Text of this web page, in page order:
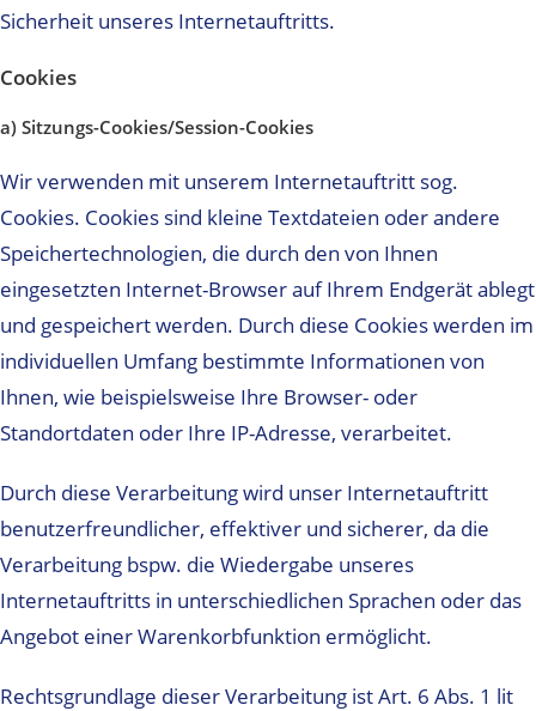
Sicherheit unseres Internetauftritts.
Cookies
a) Sitzungs-Cookies/Session-Cookies
Wir verwenden mit unserem Internetauftritt sog.
Cookies. Cookies sind kleine Textdateien oder andere
Speichertechnologien, die durch den von Ihnen
eingesetzten Internet-Browser auf Ihrem Endgerät ablegt
und gespeichert werden. Durch diese Cookies werden im
individuellen Umfang bestimmte Informationen von
Ihnen, wie beispielsweise Ihre Browser- oder
Standortdaten oder Ihre IP-Adresse, verarbeitet.
Durch diese Verarbeitung wird unser Internetauftritt
benutzerfreundlicher, effektiver und sicherer, da die
Verarbeitung bspw. die Wiedergabe unseres
Internetauftritts in unterschiedlichen Sprachen oder das
Angebot einer Warenkorbfunktion ermöglicht.
Rechtsgrundlage dieser Verarbeitung ist Art. 6 Abs. 1 lit